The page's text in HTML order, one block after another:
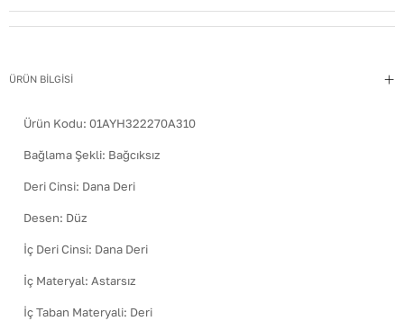
ÜRÜN BİLGİSİ
Ürün Kodu: 01AYH322270A310
Bağlama Şekli: Bağcıksız
Deri Cinsi: Dana Deri
Desen: Düz
İç Deri Cinsi: Dana Deri
İç Materyal: Astarsız
İç Taban Materyali: Deri